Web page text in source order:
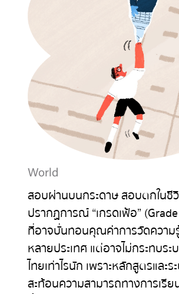
World
สอบผ่านบนกระดาษ สอบตกในชี
ปรากฏการณ์ “เกรดเฟ้อ”
ที่อาจบั่นทอนคุณค่าการวัดความ
หลายประเทศ แต่อาจไม่กระทบร
ไทยเท่าไรนัก เพราะหลักสูตรและร
สะท้อนความสามารถทางการเรี